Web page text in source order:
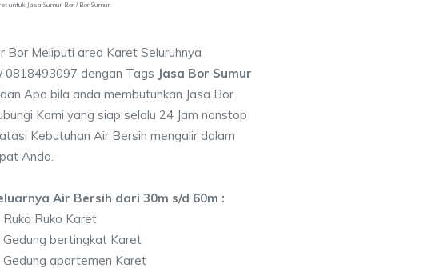
untuk Jasa Sumur Bor / Bor Sumur
Bor Meliputi area Karet Seluruhnya
0818493097 dengan Tags Jasa Bor Sumur
dan Apa bila anda membutuhkan Jasa Bor
Kami yang siap selalu 24 Jam nonstop
Kebutuhan Air Bersih mengalir dalam
Anda.
Air Bersih dari 30m s/d 60m :
Ruko Ruko Karet
Gedung bertingkat Karet
Gedung apartemen Karet